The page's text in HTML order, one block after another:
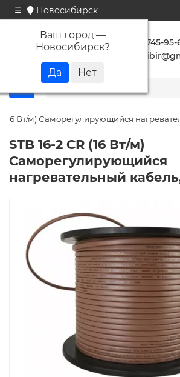
Новосибирск
Ваш город —
Новосибирск?
+7 923 745-
(16 Вт/м) Саморегулирующийся
STB 16-2 CR (16 Вт/м)
Саморегулирующийся
нагревательный